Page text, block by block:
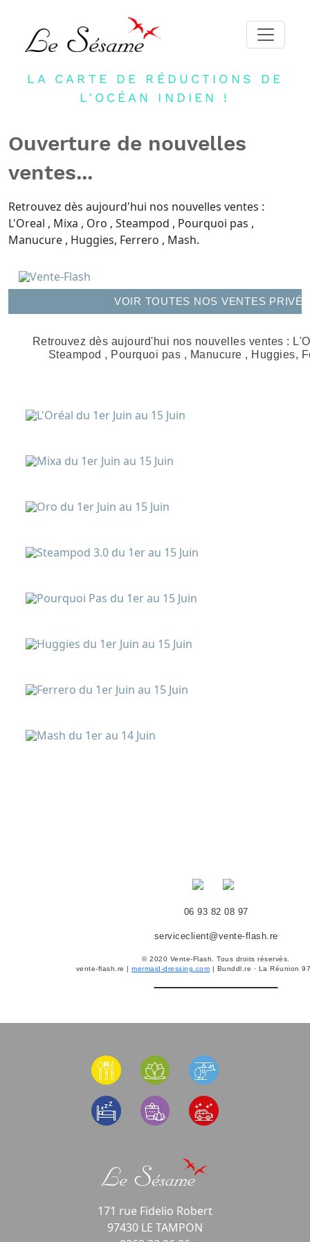
ACCUEIL
CONTACT
DEVENIR PARTENAIRE
FR
LA CARTE DE RÉDUCTIONS DE
L'OCÉAN INDIEN !
Ouverture de nouvelles
ventes...
Retrouvez dès aujourd'hui nos nouvelles ventes :
L'Oreal , Mixa , Oro , Steampod , Pourquoi pas ,
Manucure , Huggies, Ferrero , Mash.
VOIR TOUTES NOS VENTES
Retrouvez dès aujourd'hui nos nouvelles ventes :
Steampod , Pourquoi pas , Manucure , Huggies,
06 93 82 08 97
serviceclient@vente-flash.re
© 2020 Vente-Flash. Tous droits réservés.
vente-flash.re |mermaid-dressing.com | Bunddl.re · La Réunion
171 rue Fidelio Robert
97430 LE TAMPON